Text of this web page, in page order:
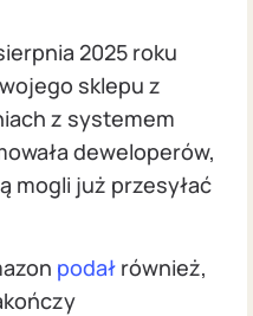
2025 roku
sklepu z
z systemem
deweloperów,
mogli już przesyłać
podał również,